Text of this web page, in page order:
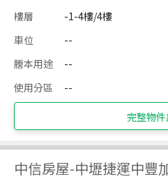
樓層
-1-4樓/4樓
車位
--
謄本用途
--
使用分區
--
完整物
中信房屋-中壢捷運中豐